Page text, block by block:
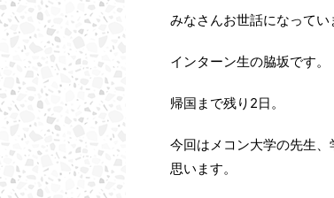
みなさんお世話になってい
インターン生の脇坂です。
帰国まで残り2日。
今回はメコン大学の先生
思います。